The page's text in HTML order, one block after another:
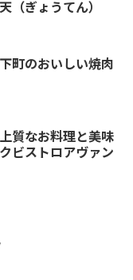
ぎょうてん）
町のおいしい焼肉
質なお料理と美味
ビストロアヴァン